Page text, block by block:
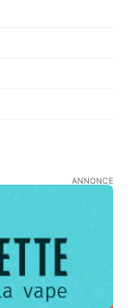
ANNONCE